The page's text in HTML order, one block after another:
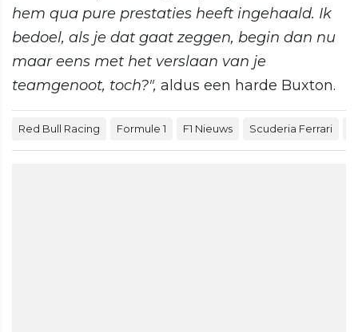
hem qua pure prestaties heeft ingehaald. Ik
bedoel, als je dat gaat zeggen, begin dan nu
maar eens met het verslaan van je
teamgenoot, toch?", aldus een harde Buxton.
Red Bull Racing Formule 1 F1 Nieuws Scuderia Ferrari